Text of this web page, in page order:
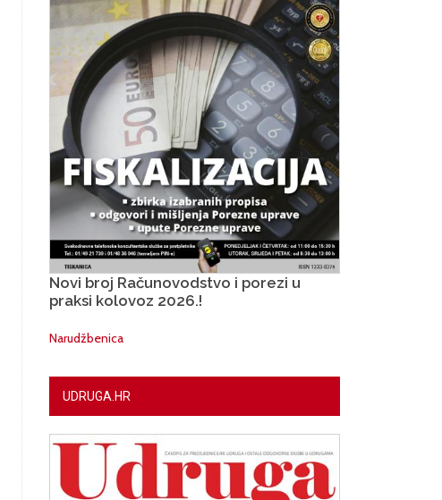
Novi broj Računovodstvo i porezi u
praksi kolovoz 2026.!
Narudžbenica
UDRUGA.HR